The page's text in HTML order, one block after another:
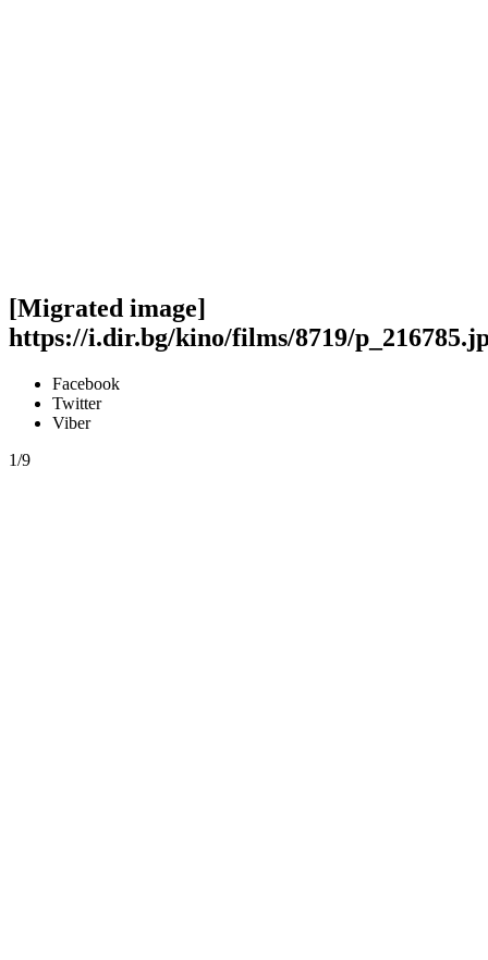
[Migrated image]
https://i.dir.bg/kino/films/8719/
Facebook
Twitter
Viber
1/9